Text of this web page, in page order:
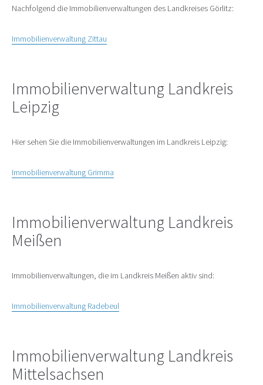
Nachfolgend die Immobilienverwaltungen des Landkreises Görlitz:
Immobilienverwaltung Zittau
Immobilienverwaltung Landkreis
Leipzig
Hier sehen Sie die Immobilienverwaltungen im Landkreis Leipzig:
Immobilienverwaltung Grimma
Immobilienverwaltung Landkreis
Meißen
Immobilienverwaltungen, die im Landkreis Meißen aktiv sind:
Immobilienverwaltung Radebeul
Immobilienverwaltung Landkreis
Mittelsachsen